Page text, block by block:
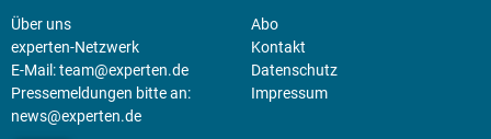
Über uns
experten-Netzwerk
E-Mail:team@experten.de
Pressemeldungen bitte an:
news@experten.de
Abo
Kontakt
Datenschutz
Impressum